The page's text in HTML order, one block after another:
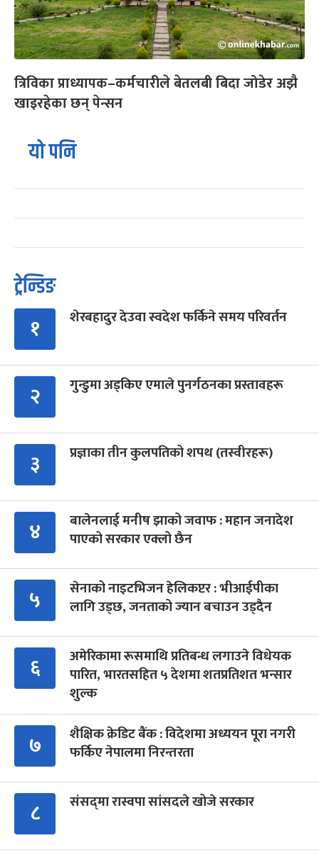
त्रिविका प्राध्यापक–कर्मचारीले बेतलबी बिदा जोडेर अझै
खाइरहेका छन् पेन्सन
यो पनि
ट्रेन्डिङ
१ शेरबहादुर देउवा स्वदेश फर्किने समय परिवर्तन
२ गुन्डुमा अड्किए एमाले पुनर्गठनका प्रस्तावहरू
३ प्रज्ञाका तीन कुलपतिको शपथ (तस्वीरहरू)
४
बालेनलाई मनीष झाको जवाफ : महान जनादेश
पाएको सरकार एक्लो छैन
५
सेनाको नाइटभिजन हेलिकप्टर : भीआईपीका
लागि उड्छ, जनताको ज्यान बचाउन उड्दैन
६
अमेरिकामा रूसमाथि प्रतिबन्ध लगाउने विधेयक
पारित, भारतसहित ५ देशमा शतप्रतिशत भन्सार
शुल्क
७
शैक्षिक क्रेडिट बैंक : विदेशमा अध्ययन पूरा नगरी
फर्किए नेपालमा निरन्तरता
८ संसद्‍मा रास्वपा सांसदले खोजे सरकार